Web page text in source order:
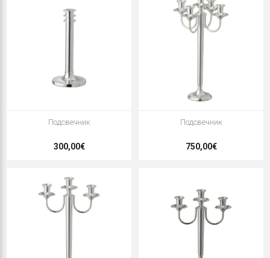
Подсвечник
300,00€
Подсвечник
750,00€